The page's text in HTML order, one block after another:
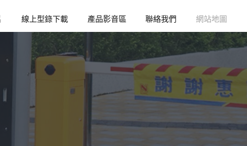
線上型錄下載 產品影音區 聯絡我們 網站地圖